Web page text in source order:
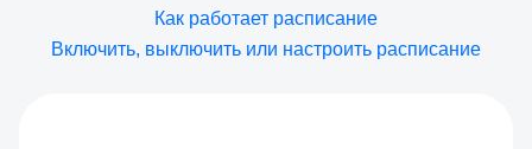
Как работает расписание
Включить, выключить или настроить расписание